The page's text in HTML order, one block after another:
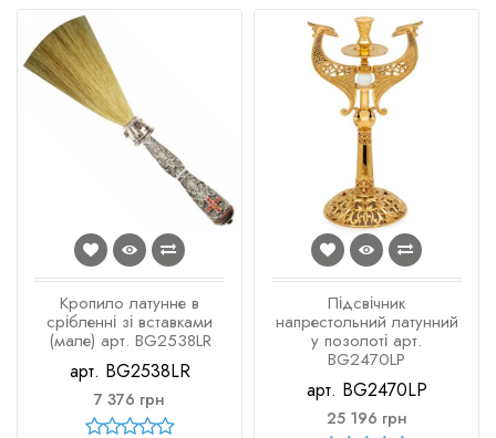
Кропило латунне в
срібленні зі вставками
(мале) арт. BG2538LR
арт. BG2538LR
7 376 грн
Підсвічник
напрестольний латунний
у позолоті арт.
BG2470LP
арт. BG2470LP
25 196 грн